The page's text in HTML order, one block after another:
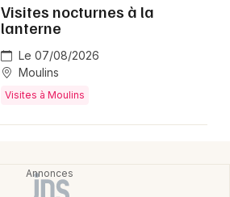
Visites nocturnes à la
lanterne
Le 07/08/2026
Moulins
Visites à Moulins